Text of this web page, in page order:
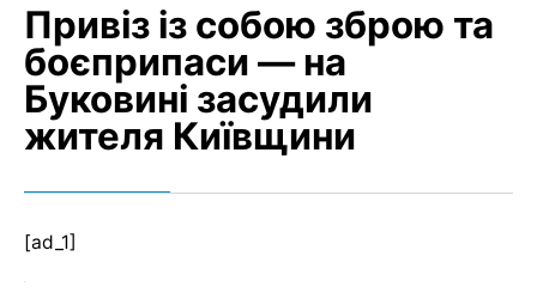
Привіз із собою зброю та
боєприпаси — на
Буковині засудили
жителя Київщини
[ad_1]